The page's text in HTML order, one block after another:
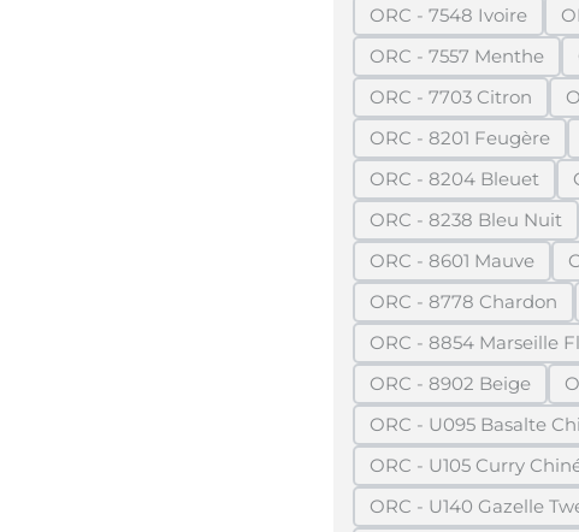
ORC - 7548 Ivoire
(Diese Option
ORC - 7557 Menthe
(Diese Option
ORC - 7703 Citron
(Diese Option
ORC - 8201 Feugère
(Diese Option
ORC - 8204 Bleuet
(Diese Option
ORC - 8238 Bleu Nuit
(Diese Option
ORC - 8601 Mauve
(Diese Option
ORC - 8778 Chardon
(Diese Option
ORC - 8854 Marseille
(Diese
ORC - 8902 Beige
(Diese Option
ORC - U095 Basalte
(Diese
ORC - U105 Curry
(Diese
ORC - U140 Gazelle
(Diese